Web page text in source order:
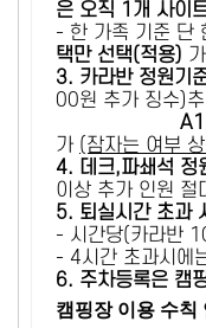
은 오직 1개 사이
- 한 가족 기준 단
택만 선택(적용)
3. 카라반 정원기
00원 추가 징수)
A1,A2
가 (잠자는 여부
4. 데크,파쇄석 정
이상 추가 인원 절
5. 퇴실시간 초과
- 시간당(카라반
- 4시간 초과시에
6. 주차등록은 캠
캠핑장 이용 수칙